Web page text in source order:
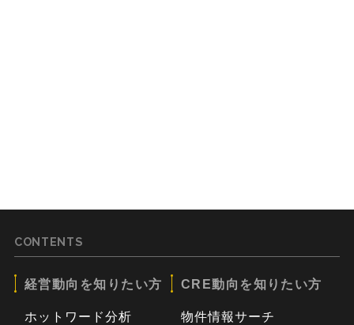
CONTENTS
経営動向を知りたい方
ホットワード分析
CRE動向を知りたい方
物件情報サーチ